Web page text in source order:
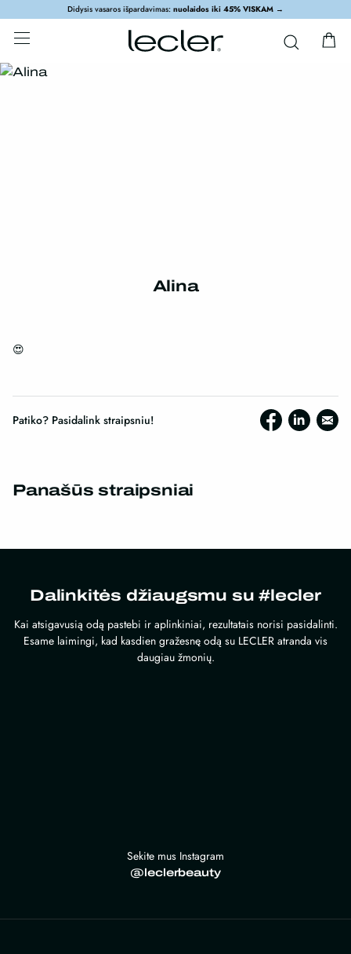
Didysis vasaros išpardavimas: nuolaidos iki 45% VISKAM →
Alina
😍
Patiko? Pasidalink straipsniu!
Panašūs straipsniai
Dalinkitės džiaugsmu su #lecler
Kai atsigavusią odą pastebi ir aplinkiniai, rezultatais norisi pasidalinti.
Esame laimingi, kad kasdien gražesnę odą su LECLER atranda vis
daugiau žmonių.
Sekite mus Instagram
@leclerbeauty